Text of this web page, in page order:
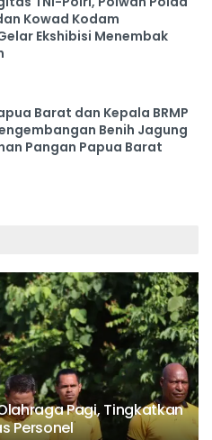
Kowad Kodam
Ekshibisi Menembak
Barat dan Kepala BRMP
Benih Jagung
Pangan Papua Barat
Pagi, Tingkatkan
Personel